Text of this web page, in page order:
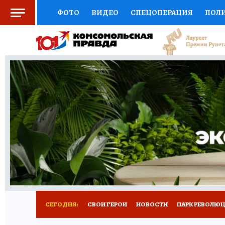
ФОТО ВИДЕО СПЕЦОПЕРАЦИЯ
СОЦПОДДЕРЖКА НАУКА СПОРТ
ВЫБОР ЭКСПЕРТОВ ДОКТОР
КНИЖНАЯ ПОЛКА ПРОГНОЗЫ НА СПОРТ
ПРЕСС-ЦЕНТР НЕДВИЖИМОСТЬ
ВСЕ О КП РАДИО КП РЕКЛАМА ТЕСТЫ
СЕГОДНЯ: СВОИ ГЕРОИ НОВОСТИ ПАРК